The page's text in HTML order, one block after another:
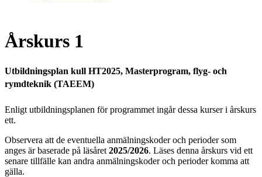
Årskurs 1
Utbildningsplan kull HT2025, Masterprogram, flyg- och
rymdteknik (TAEEM)
Enligt utbildningsplanen för programmet ingår dessa kurser i årskurs
ett.
Observera att de eventuella anmälningskoder och perioder som
anges är baserade på läsåret 2025/2026. Läses denna årskurs vid ett
senare tillfälle kan andra anmälningskoder och perioder komma att
gälla.